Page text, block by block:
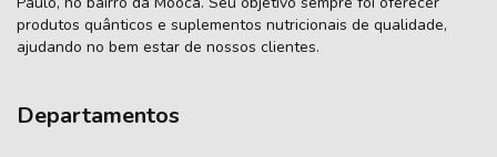
produtos quânticos e suplementos nutricionais de qualidade,
ajudando no bem estar de nossos clientes.
Departamentos